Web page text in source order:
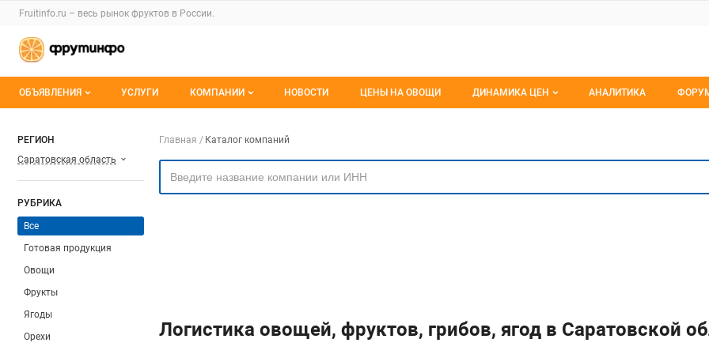
Раздел навигации по сайту fruitinfo.ru
Fruitinfo.ru – весь рынок фруктов в России.
Авторизация и меню пользователя
Навигация по разделам сайта fruitinfo.ru
ОБЪЯВЛЕНИЯ
Мои объявления
УСЛУГИ КОМПАНИИ
О каталоге компаний
Премиум размещение
НОВОСТИ ЦЕНЫ НА ОВОЩИ ДИНАМИКА ЦЕН
Динамика цен свежее
Динамика цен сушенное
АНАЛИТИКА
С
РЕГИОН
Саратовская область
РУБРИКА
Все
Готовая продукция
Овощи
Фрукты
Ягоды
Орехи
Навигация по компаниям
Главная Каталог компаний
Логистика овощей, фруктов, грибов, ягод в Саратовской